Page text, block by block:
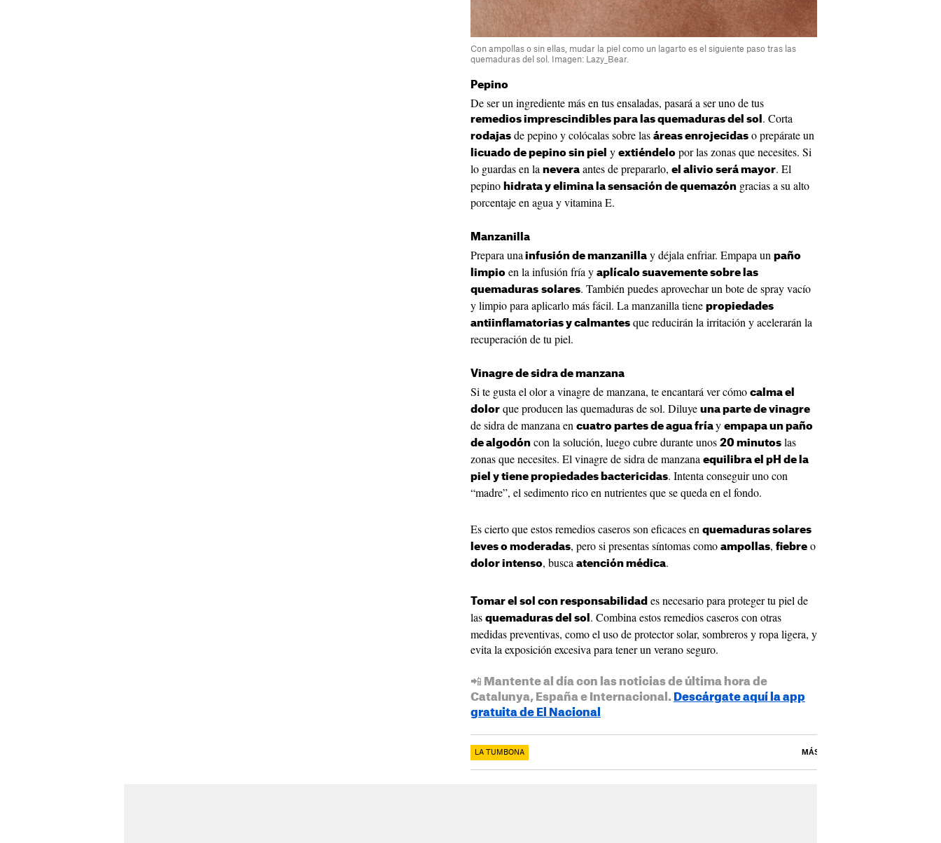
Con ampollas o sin ellas, mudar la piel como un lagarto es el siguiente paso tras las
quemaduras del sol. Imagen: Lazy_Bear.
Pepino
De ser un ingrediente más en tus ensaladas, pasará a ser uno de tus
remedios imprescindibles para las quemaduras del sol . Corta
rodajas de pepino y colócalas sobre las áreas enrojecidas o prepárate un
licuado de pepino sin piel y extiéndelo por las zonas que necesites. Si
lo guardas en la nevera antes de prepararlo, el alivio será mayor. El
pepino hidrata y elimina la sensación de quemazón gracias a su alto
porcentaje en agua y vitamina E.
Manzanilla
Prepara una infusión de manzanilla y déjala enfriar. Empapa un paño
limpio en la infusión fría y aplícalo suavemente sobre las
quemaduras solares. También puedes aprovechar un bote de spray vacío
y limpio para aplicarlo más fácil. La manzanilla tiene propiedades
antiinflamatorias y calmantes que reducirán la irritación y acelerarán la
recuperación de tu piel.
Vinagre de sidra de manzana
Si te gusta el olor a vinagre de manzana, te encantará ver cómo calma el
dolor que producen las quemaduras de sol. Diluye una parte de vinagre
de sidra de manzana en cuatro partes de agua fría y empapa un paño
de algodón con la solución, luego cubre durante unos 20 minutos las
zonas que necesites. El vinagre de sidra de manzana equilibra el pH de la
piel y tiene propiedades bactericidas. Intenta conseguir uno con
“madre”, el sedimento rico en nutrientes que se queda en el fondo.
Es cierto que estos remedios caseros son eficaces en quemaduras solares
leves o moderadas, pero si presentas síntomas como ampollas, fiebre o
dolor intenso, busca atención médica.
Tomar el sol con responsabilidad es necesario para proteger tu piel de
las quemaduras del sol . Combina estos remedios caseros con otras
medidas preventivas, como el uso de protector solar, sombreros y ropa ligera, y
evita la exposición excesiva para tener un verano seguro.
📲 Mantente al día con las noticias de última hora de
Catalunya, España e Internacional. Descárgate aquí la app
gratuita de El Nacional
LA TUMBONA MÁS